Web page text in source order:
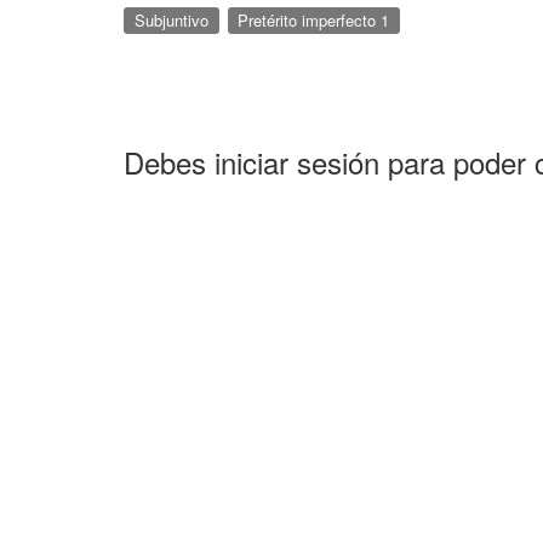
Subjuntivo Pretérito imperfecto 1
Debes iniciar sesión para poder